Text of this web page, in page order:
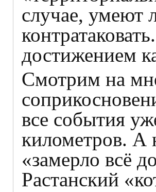
случае, умеют
достижением
Смотрим на
все события
километров. А
«замерло всё
Растанский